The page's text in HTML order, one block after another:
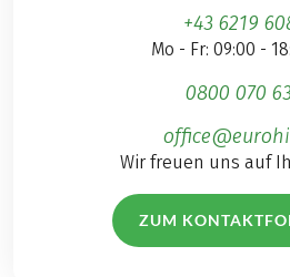
+43 6219
Mo - Fr: 09:00 -
0800 070
Wir freuen uns auf
ZUM